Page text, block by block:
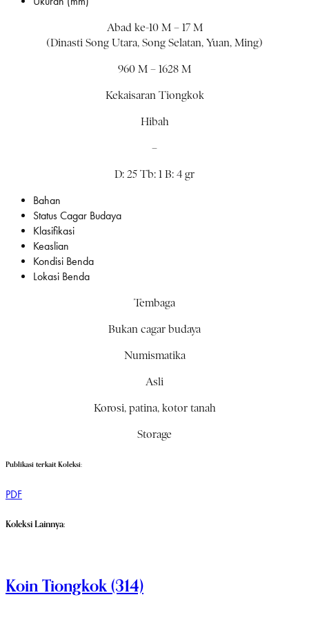
Abad ke-10 M – 17 M
(Dinasti Song Utara, Song Selatan, Yuan, Ming)
960 M – 1628 M
Kekaisaran Tiongkok
Hibah
–
D: 25 Tb: 1 B: 4 gr
Bahan
Status Cagar Budaya
Klasifikasi
Keaslian
Kondisi Benda
Lokasi Benda
Tembaga
Bukan cagar budaya
Numismatika
Asli
Korosi, patina, kotor tanah
Storage
Publikasi terkait Koleksi:
PDF
Koleksi Lainnya:
Koin Tiongkok (314)